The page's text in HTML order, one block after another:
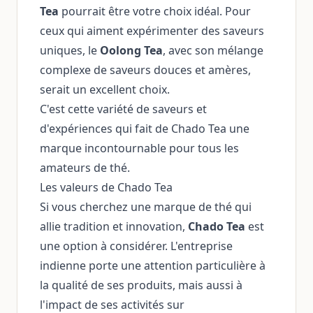
Tea pourrait être votre choix idéal. Pour
ceux qui aiment expérimenter des saveurs
uniques, le Oolong Tea, avec son mélange
complexe de saveurs douces et amères,
serait un excellent choix.
C'est cette variété de saveurs et
d'expériences qui fait de Chado Tea une
marque incontournable pour tous les
amateurs de thé.
Les valeurs de Chado Tea
Si vous cherchez une marque de thé qui
allie tradition et innovation, Chado Tea est
une option à considérer. L'entreprise
indienne porte une attention particulière à
la qualité de ses produits, mais aussi à
l'impact de ses activités sur